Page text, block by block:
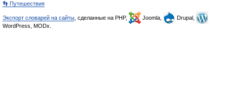
👣 Путешествия
Экспорт словарей на сайты , сделанные на PHP, Joomla,
Drupal,
WordPress, MODx.